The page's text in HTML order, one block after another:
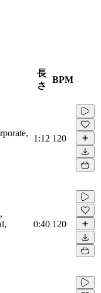
長
さ
BPM
1:12 120
0:40 120